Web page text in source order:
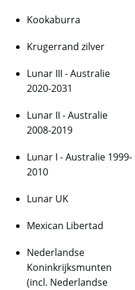
Kookaburra
Krugerrand zilver
Lunar III - Australie
2020-2031
Lunar II - Australie
2008-2019
Lunar I - Australie 1999-
2010
Lunar UK
Mexican Libertad
Nederlandse
Koninkrijksmunten
(incl. Nederlandse